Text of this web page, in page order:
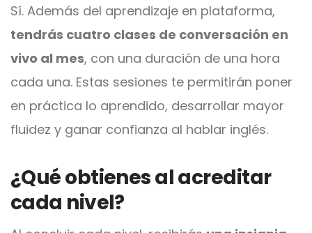
Sí. Además del aprendizaje en plataforma,
tendrás cuatro clases de conversación en
vivo al mes, con una duración de una hora
cada una. Estas sesiones te permitirán poner
en práctica lo aprendido, desarrollar mayor
fluidez y ganar confianza al hablar inglés.
¿Qué obtienes al acreditar
cada nivel?